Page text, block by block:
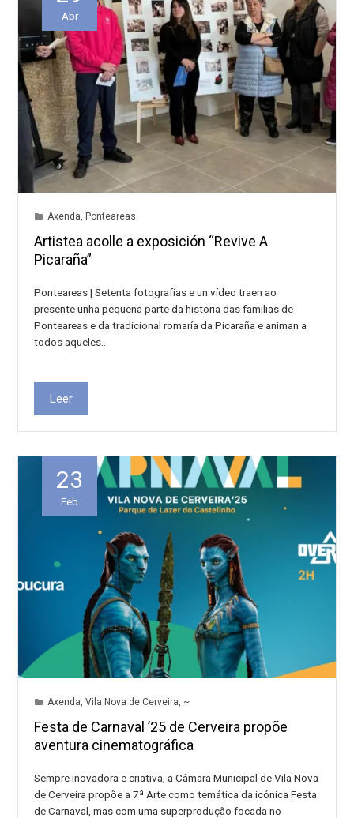
Abr
Axenda, Ponteareas
Artistea acolle a exposición “Revive A
Picaraña”
Ponteareas | Setenta fotografías e un vídeo traen ao
presente unha pequena parte da historia das familias de
Ponteareas e da tradicional romaría da Picaraña e animan a
todos aqueles…
Leer
23
Feb
Axenda,Vila Nova de Cerveira, ~
Festa de Carnaval ’25 de Cerveira propõe
aventura cinematográfica
Sempre inovadora e criativa, a Câmara Municipal de Vila Nova
de Cerveira propõe a 7ª Arte como temática da icónica Festa
de Carnaval, mas com uma superprodução focada no